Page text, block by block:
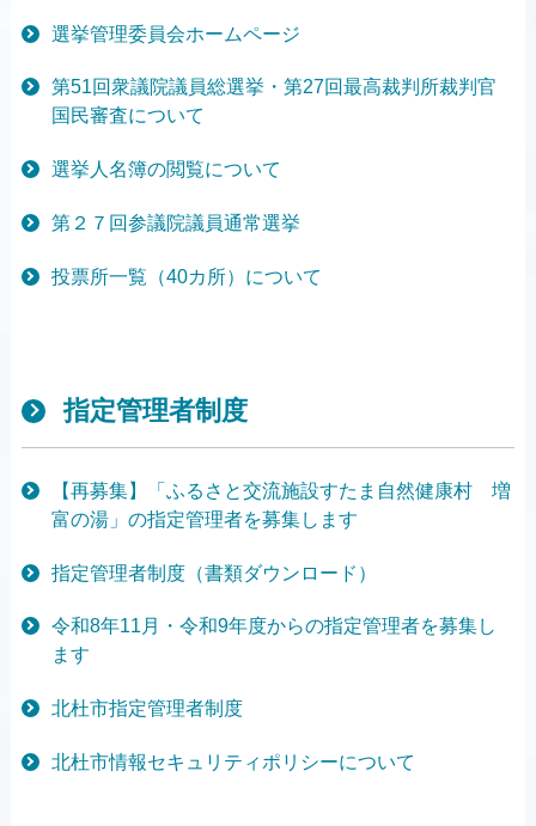
選挙管理委員会ホームページ
第51回衆議院議員総選挙・第27回最高裁判所裁判官
国民審査について
選挙人名簿の閲覧について
第２７回参議院議員通常選挙
投票所一覧（40カ所）について
指定管理者制度
【再募集】「ふるさと交流施設すたま自然健康村 増
富の湯」の指定管理者を募集します
指定管理者制度（書類ダウンロード）
令和8年11月・令和9年度からの指定管理者を募集し
ます
北杜市指定管理者制度
北杜市情報セキュリティポリシーについて